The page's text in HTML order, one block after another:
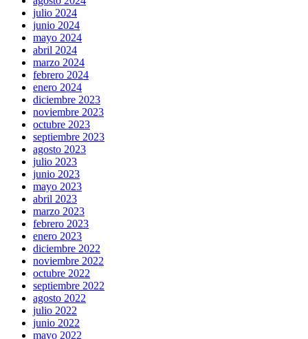
julio 2024
junio 2024
mayo 2024
abril 2024
marzo 2024
febrero 2024
enero 2024
diciembre 2023
noviembre 2023
octubre 2023
septiembre 2023
agosto 2023
julio 2023
junio 2023
mayo 2023
abril 2023
marzo 2023
febrero 2023
enero 2023
diciembre 2022
noviembre 2022
octubre 2022
septiembre 2022
agosto 2022
julio 2022
junio 2022
mayo 2022